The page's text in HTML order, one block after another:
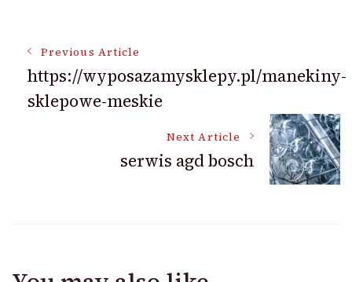
Post
Navigation
Previous Article
https://wyposazamysklepy.pl/manekiny-
sklepowe-meskie
Next Article
serwis agd bosch